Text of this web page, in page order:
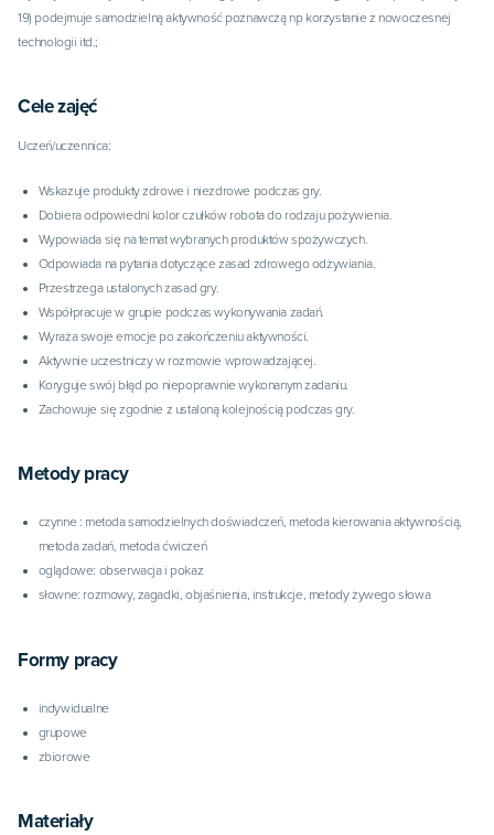
19) podejmuje samodzielną aktywność poznawczą np korzystanie z nowoczesnej
technologii itd.;
Cele zajęć
Uczeń/uczennica:
Wskazuje produkty zdrowe i niezdrowe podczas gry.
Dobiera odpowiedni kolor czułków robota do rodzaju pożywienia.
Wypowiada się na temat wybranych produktów spożywczych.
Odpowiada na pytania dotyczące zasad zdrowego odżywiania.
Przestrzega ustalonych zasad gry.
Współpracuje w grupie podczas wykonywania zadań.
Wyraża swoje emocje po zakończeniu aktywności.
Aktywnie uczestniczy w rozmowie wprowadzającej.
Koryguje swój błąd po niepoprawnie wykonanym zadaniu.
Zachowuje się zgodnie z ustaloną kolejnością podczas gry.
Metody pracy
czynne : metoda samodzielnych doświadczeń, metoda kierowania aktywnością,
metoda zadań, metoda ćwiczeń
oglądowe: obserwacja i pokaz
słowne: rozmowy, zagadki, objaśnienia, instrukcje, metody żywego słowa
Formy pracy
indywidualne
grupowe
zbiorowe
Materiały